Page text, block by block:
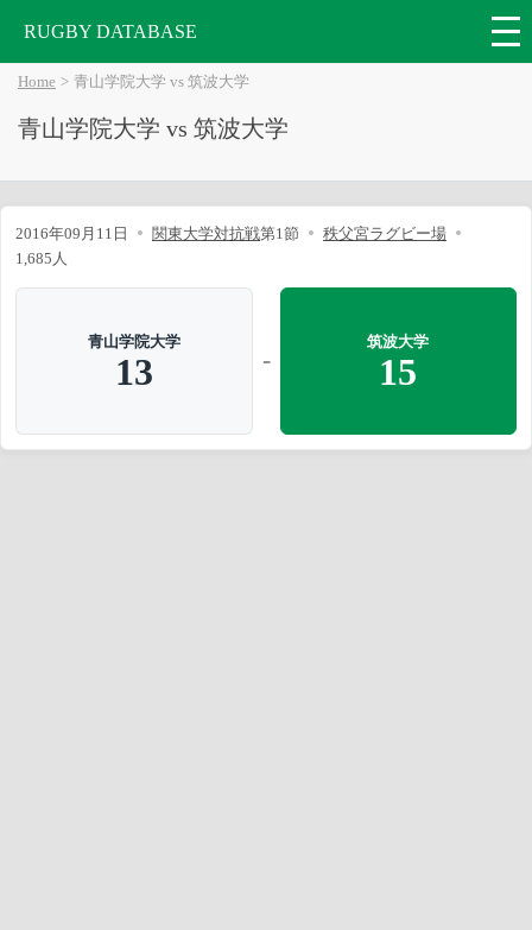
RUGBY DATABASE
Home 青山学院大学 vs 筑波大学
青山学院大学 vs 筑波大学
2016年09月11日 関東大学対抗戦第1節
秩父宮ラグビー場
1,685人
青山学院大学
13 -
筑波大学
15